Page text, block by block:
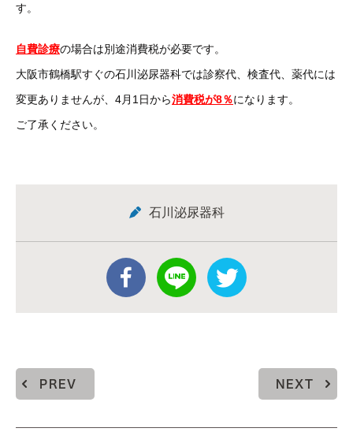
す。
自費診療の場合は別途消費税が必要です。
大阪市鶴橋駅すぐの石川泌尿器科では診察代、検査代、薬代には
変更ありませんが、4月1日から消費税が8％になります。
ご了承ください。
石川泌尿器科
PREV NEXT